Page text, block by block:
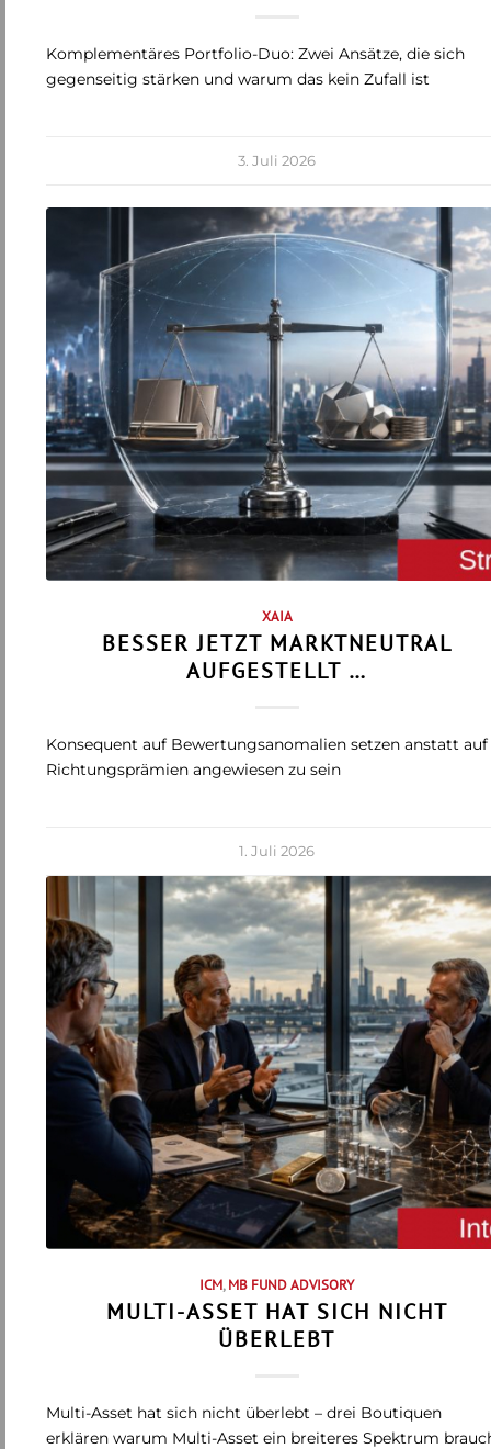
Komplementäres Portfolio-Duo: Zwei Ansätze, die sich
gegenseitig stärken und warum das kein Zufall ist
3. Juli 2026
XAIA
BESSER JETZT MARKTNEUTRAL
AUFGESTELLT …
Konsequent auf Bewertungsanomalien setzen anstatt auf
Richtungsprämien angewiesen zu sein
1. Juli 2026
ICM, MB FUND ADVISORY
MULTI-ASSET HAT SICH NICHT
ÜBERLEBT
Multi-Asset hat sich nicht überlebt – drei Boutiquen
erklären warum Multi-Asset ein breiteres Spektrum